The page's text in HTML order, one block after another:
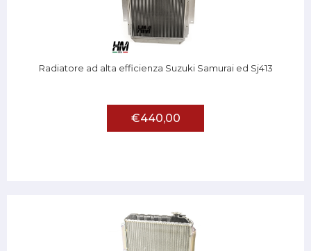
Radiatore ad alta efficienza Suzuki Samurai ed Sj413
€440,00